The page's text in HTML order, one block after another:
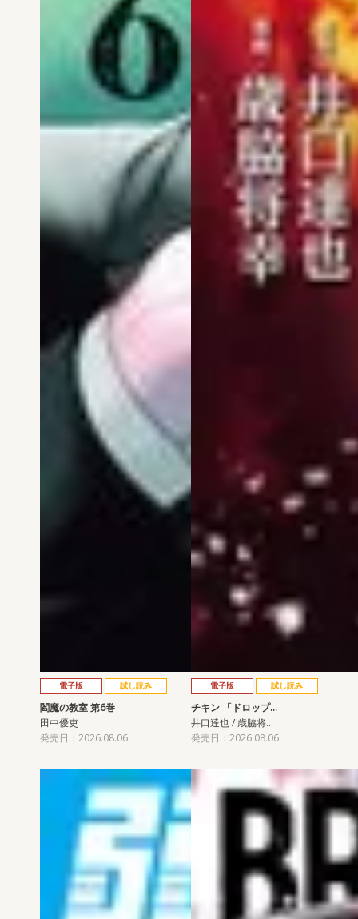
電子版 試し読み
閻魔の教室 第6巻
田中優吏
発売日：2026.08.06
電子版 試し読み
チキン 「ドロップ…
井口達也 / 歳脇将…
発売日：2026.08.06